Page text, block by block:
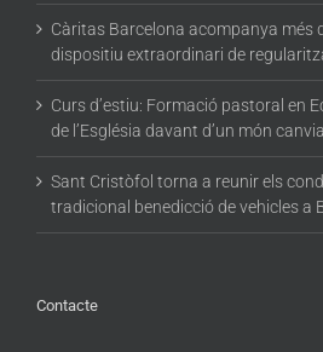
Càritas Barcelona acompanya més
dispositiu extraordinari de
Curs d’estiu: Formació pastoral en
de l’Església davant d’un món
Sant Cristòfol torna a reunir els
tradicional benedicció de vehicles a
Contacte